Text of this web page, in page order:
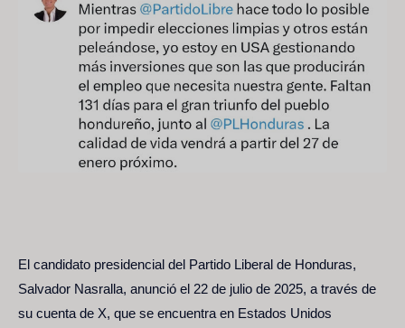
El candidato presidencial del Partido Liberal de Honduras,
Salvador Nasralla, anunció el 22 de julio de 2025, a través de
su cuenta de X, que se encuentra en Estados Unidos